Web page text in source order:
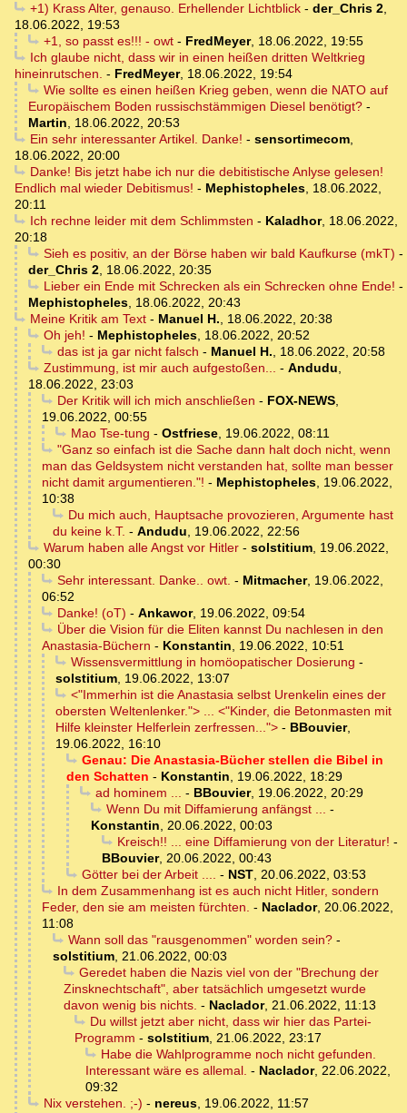
+1) Krass Alter, genauso. Erhellender Lichtblick- der_Chris 2,
18.06.2022, 19:53
+1, so passt es!!! - owt- FredMeyer, 18.06.2022, 19:55
Ich glaube nicht, dass wir in einen heißen dritten Weltkrieg
hineinrutschen. - FredMeyer, 18.06.2022, 19:54
Wie sollte es einen heißen Krieg geben, wenn die NATO auf
Europäischem Boden russischstämmigen Diesel benötigt? -
Martin, 18.06.2022, 20:53
Ein sehr interessanter Artikel. Danke! - sensortimecom,
18.06.2022, 20:00
Danke! Bis jetzt habe ich nur die debitistische Anlyse gelesen!
Endlich mal wieder Debitismus! - Mephistopheles, 18.06.2022,
20:11
Ich rechne leider mit dem Schlimmsten - Kaladhor, 18.06.2022,
20:18
Sieh es positiv, an der Börse haben wir bald Kaufkurse (mkT) -
der_Chris 2, 18.06.2022, 20:35
Lieber ein Ende mit Schrecken als ein Schrecken ohne Ende! -
Mephistopheles, 18.06.2022, 20:43
Meine Kritik am Text- Manuel H., 18.06.2022, 20:38
Oh jeh! - Mephistopheles, 18.06.2022, 20:52
das ist ja gar nicht falsch - Manuel H., 18.06.2022, 20:58
Zustimmung, ist mir auch aufgestoßen... - Andudu,
18.06.2022, 23:03
Der Kritik will ich mich anschließen - FOX-NEWS,
19.06.2022, 00:55
Mao Tse-tung - Ostfriese, 19.06.2022, 08:11
"Ganz so einfach ist die Sache dann halt doch nicht, wenn
man das Geldsystem nicht verstanden hat, sollte man besser
nicht damit argumentieren."! - Mephistopheles, 19.06.2022,
10:38
Du mich auch, Hauptsache provozieren, Argumente hast
du keine k.T. - Andudu, 19.06.2022, 22:56
Warum haben alle Angst vor Hitler- solstitium, 19.06.2022,
00:30
Sehr interessant. Danke.. owt. - Mitmacher, 19.06.2022,
06:52
Danke! (oT) - Ankawor, 19.06.2022, 09:54
Über die Vision für die Eliten kannst Du nachlesen in den
Anastasia-Büchern - Konstantin, 19.06.2022, 10:51
Wissensvermittlung in homöopatischer Dosierung -
solstitium, 19.06.2022, 13:07
<"Immerhin ist die Anastasia selbst Urenkelin eines der
obersten Weltenlenker."> ... <"Kinder, die Betonmasten mit
Hilfe kleinster Helferlein zerfressen..."> - BBouvier,
19.06.2022, 16:10
Genau: Die Anastasia-Bücher stellen die Bibel in
den Schatten - Konstantin, 19.06.2022, 18:29
ad hominem ... - BBouvier, 19.06.2022, 20:29
Wenn Du mit Diffamierung anfängst ... -
Konstantin, 20.06.2022, 00:03
Kreisch!! ... eine Diffamierung von der Literatur! -
BBouvier, 20.06.2022, 00:43
Götter bei der Arbeit .... - NST, 20.06.2022, 03:53
In dem Zusammenhang ist es auch nicht Hitler, sondern
Feder, den sie am meisten fürchten. - Naclador, 20.06.2022,
11:08
Wann soll das "rausgenommen" worden sein?-
solstitium, 21.06.2022, 00:03
Geredet haben die Nazis viel von der "Brechung der
Zinsknechtschaft", aber tatsächlich umgesetzt wurde
davon wenig bis nichts. - Naclador, 21.06.2022, 11:13
Du willst jetzt aber nicht, dass wir hier das Partei-
Programm - solstitium, 21.06.2022, 23:17
Habe die Wahlprogramme noch nicht gefunden.
Interessant wäre es allemal. - Naclador, 22.06.2022,
09:32
Nix verstehen. ;-) - nereus, 19.06.2022, 11:57